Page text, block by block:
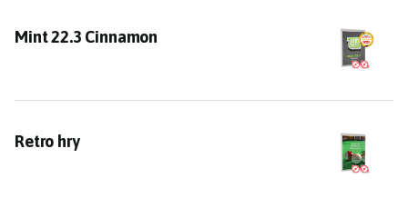
Mint 22.3 Cinnamon
Mint 22.3 Cinnamon
Retro hry
Retro hry